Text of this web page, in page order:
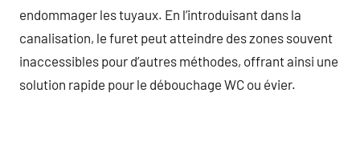
endommager les tuyaux. En l’introduisant dans la
canalisation, le furet peut atteindre des zones souvent
inaccessibles pour d’autres méthodes, offrant ainsi une
solution rapide pour le débouchage WC ou évier.